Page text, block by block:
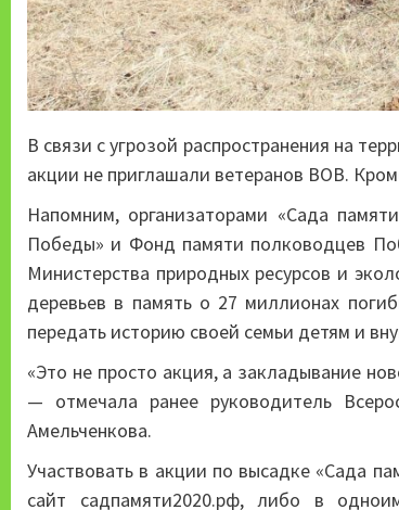
В связи с угрозой распространения на
акции не приглашали ветеранов ВОВ.
Напомним, организаторами «Сада
Победы» и Фонд памяти полководцев
Министерства природных ресурсов и
деревьев в память о 27 миллионах
передать историю своей семьи детям и
«Это не просто акция, а закладывание
— отмечала ранее руководитель
Амельченкова.
Участвовать в акции по высадке «Сада
сайт садпамяти2020.рф, либо в